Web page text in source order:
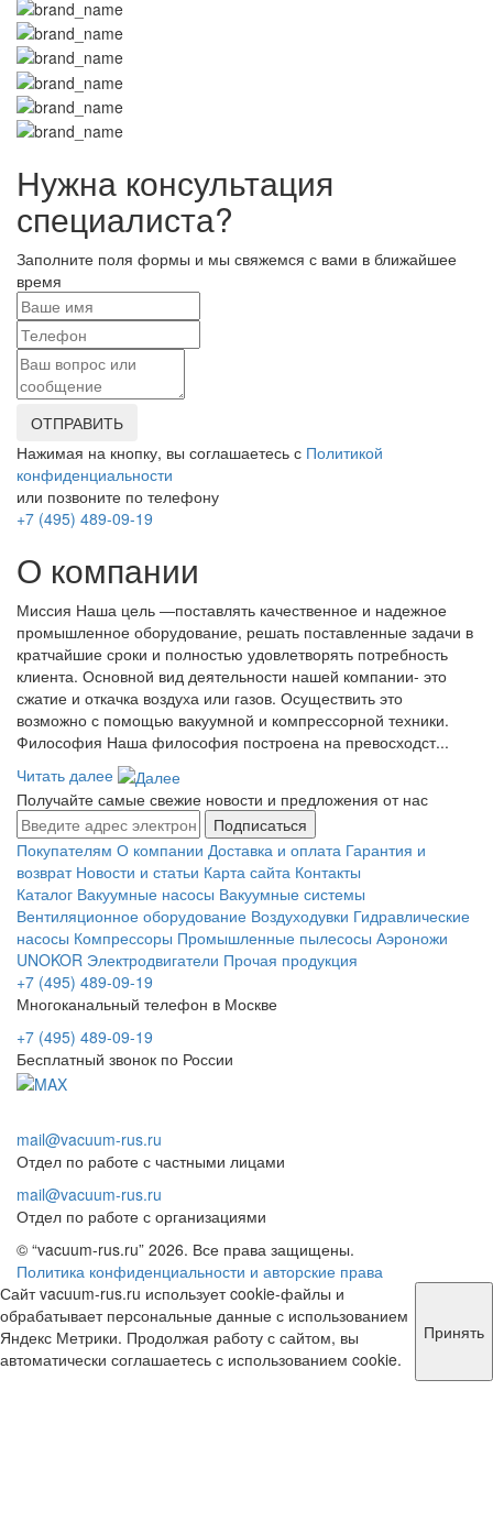
Нужна консультация
специалиста?
Заполните поля формы и мы свяжемся с вами в ближайшее
время
ОТПРАВИТЬ
Нажимая на кнопку, вы соглашаетесь с Политикой
конфиденциальности
или позвоните по телефону
+7 (495) 489-09-19
О компании
Миссия Наша цель ―поставлять качественное и надежное
промышленное оборудование, решать поставленные задачи в
кратчайшие сроки и полностью удовлетворять потребность
клиента. Основной вид деятельности нашей компании- это
сжатие и откачка воздуха или газов. Осуществить это
возможно с помощью вакуумной и компрессорной техники.
Философия Наша философия построена на превосходст...
Читать далее
Получайте самые свежие новости и предложения от нас
Подписаться
Покупателям О компании Доставка и оплата Гарантия и
возврат Новости и статьи Карта сайта Контакты
Каталог Вакуумные насосы Вакуумные системы
Вентиляционное оборудование Воздуходувки Гидравлические
насосы Компрессоры Промышленные пылесосы Аэроножи
UNOKOR Электродвигатели Прочая продукция
+7 (495) 489-09-19
Многоканальный телефон в Москве
+7 (495) 489-09-19
Бесплатный звонок по России
mail@vacuum-rus.ru
Отдел по работе с частными лицами
mail@vacuum-rus.ru
Отдел по работе с организациями
© “vacuum-rus.ru” 2026. Все права защищены.
Политика конфиденциальности и авторские права
Сайт vacuum-rus.ru использует cookie-файлы и
обрабатывает персональные данные с использованием
Яндекс Метрики. Продолжая работу с сайтом, вы
автоматически соглашаетесь с использованием cookie.
Принять